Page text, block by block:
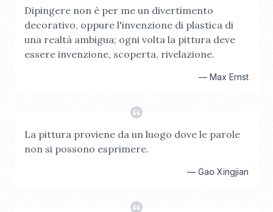
Dipingere non è per me un divertimento
decorativo, oppure l'invenzione di plastica di
una realtà ambigua; ogni volta la pittura deve
essere invenzione, scoperta, rivelazione.
— Max Ernst
La pittura proviene da un luogo dove le parole
non si possono esprimere.
— Gao Xingjian